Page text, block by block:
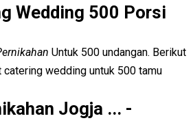
Wedding 500 Porsi
Untuk 500 undangan. Berikut
catering wedding untuk 500 tamu
Jogja ... -